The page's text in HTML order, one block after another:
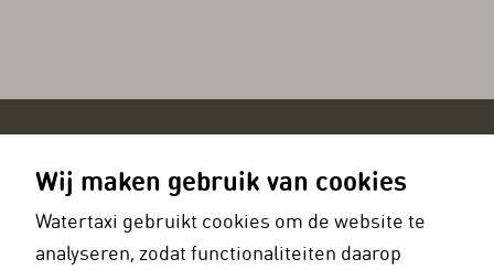
Openingstijden watertaxidiensten
Maandag t/m donderdag
07.00 uur – 00.00 uur
Vrijdag
07.00 uur – 01.00 uur
Wij maken gebruik van cookies
Watertaxi gebruikt cookies om de website te
analyseren, zodat functionaliteiten daarop